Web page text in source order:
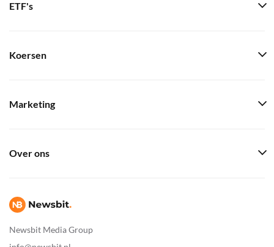
Newsbit Media Group
ETF's
Koersen
Marketing
Over ons